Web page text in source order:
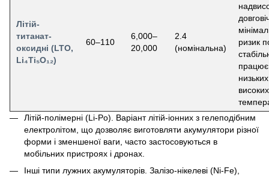
Літій-
титанат-
оксидні (LTO,
Li₄Ti₅O₁₂)
60–110
6,000–
20,000
2.4
(номінальна)
ризик
низьких
високих
Літій-полімерні (Li-Po). Варіант літій-іонних з гелеподібним
електролітом, що дозволяє виготовляти акумулятори різної
форми і зменшеної ваги, часто застосовуються в
мобільних пристроях і дронах.
Інші типи лужних акумуляторів. Залізо-нікелеві (Ni-Fe),